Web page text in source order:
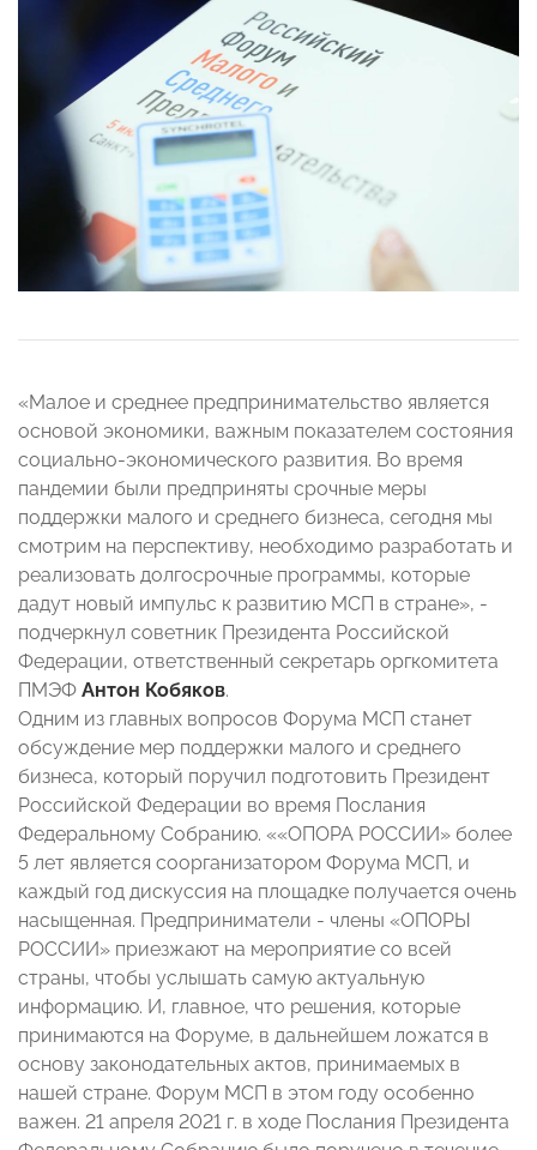
«Малое и среднее предпринимательство является
основой экономики, важным показателем состояния
социально-экономического развития. Во время
пандемии были предприняты срочные меры
поддержки малого и среднего бизнеса, сегодня мы
смотрим на перспективу, необходимо разработать и
реализовать долгосрочные программы, которые
дадут новый импульс к развитию МСП в стране», -
подчеркнул советник Президента Российской
Федерации, ответственный секретарь оргкомитета
ПМЭФ Антон Кобяков.
Одним из главных вопросов Форума МСП станет
обсуждение мер поддержки малого и среднего
бизнеса, который поручил подготовить Президент
Российской Федерации во время Послания
Федеральному Собранию. ««ОПОРА РОССИИ» более
5 лет является соорганизатором Форума МСП, и
каждый год дискуссия на площадке получается очень
насыщенная. Предприниматели - члены «ОПОРЫ
РОССИИ» приезжают на мероприятие со всей
страны, чтобы услышать самую актуальную
информацию. И, главное, что решения, которые
принимаются на Форуме, в дальнейшем ложатся в
основу законодательных актов, принимаемых в
нашей стране. Форум МСП в этом году особенно
важен. 21 апреля 2021 г. в ходе Послания Президента